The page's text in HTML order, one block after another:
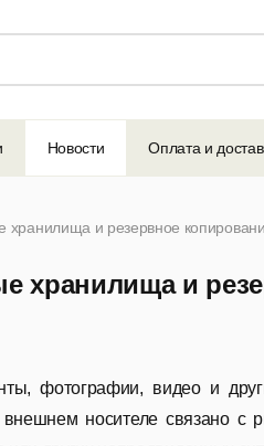
Новости Оплата и
и резервное
хранилища и
фотографии, видео и
носителе связано с